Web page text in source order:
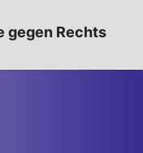
gegen Rechts